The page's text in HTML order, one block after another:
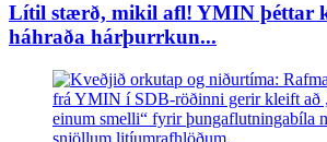
Lítil stærð, mikil afl! YMIN þéttar
háhraða hárþurrkun...